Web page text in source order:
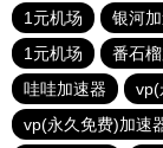
1元机场
银河
1元机场
番石
哇哇加速器
vp(
vp(永久免费)加速